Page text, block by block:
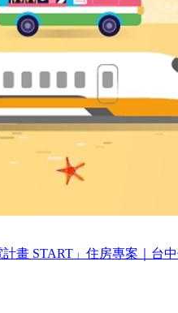
計畫 START」住房專案｜台